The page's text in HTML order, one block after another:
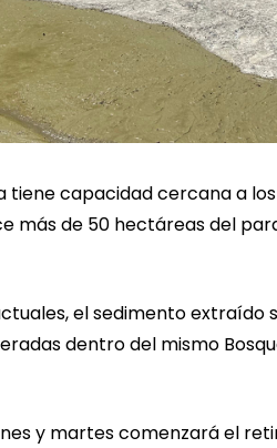
tiene capacidad cercana a
más de 50 hectáreas del
el sedimento extraído
dentro del mismo
y martes comenzará el